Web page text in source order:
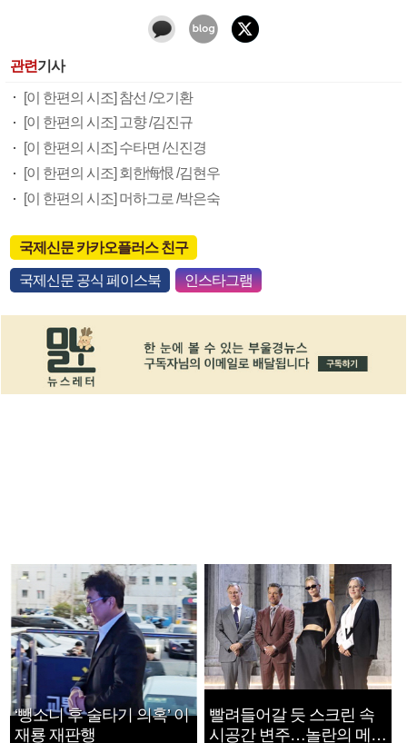
관련기사
[이 한편의 시조] 참선 /오기환
[이 한편의 시조] 고향 /김진규
[이 한편의 시조] 수타면 /신진경
[이 한편의 시조] 회한悔恨 /김현우
[이 한편의 시조] 머하그로 /박은숙
국제신문 카카오플러스 친구
국제신문 공식 페이스북 인스타그램
‘뺑소니 후 술타기 의혹’ 이
재룡 재판행
빨려들어갈 듯 스크린 속
시공간 변주…놀란의 메시